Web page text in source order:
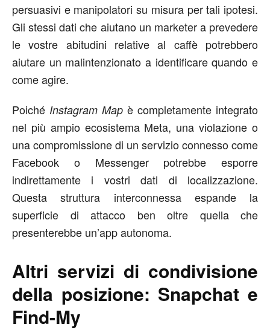
persuasivi e manipolatori su misura per tali ipotesi.
Gli stessi dati che aiutano un marketer a prevedere
le vostre abitudini relative al caffè potrebbero
aiutare un malintenzionato a identificare quando e
come agire.
Poiché Instagram Map è completamente integrato
nel più ampio ecosistema Meta, una violazione o
una compromissione di un servizio connesso come
Facebook o Messenger potrebbe esporre
indirettamente i vostri dati di localizzazione.
Questa struttura interconnessa espande la
superficie di attacco ben oltre quella che
presenterebbe un’app autonoma.
Altri servizi di condivisione
della posizione: Snapchat e
Find-My